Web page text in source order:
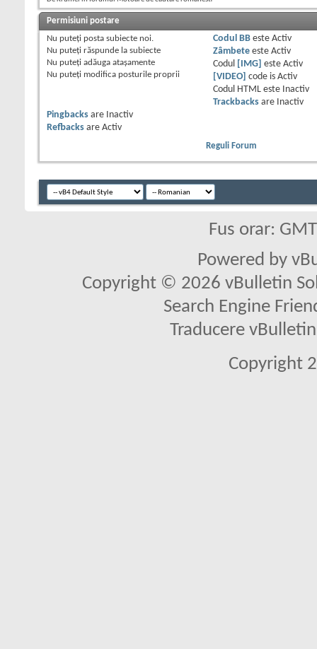
Permisiuni postare
Nu puteţi posta subiecte noi.
Nu puteţi răspunde la subiecte
Nu puteţi adăuga ataşamente
Nu puteţi modifica posturile proprii
Codul BBeste Activ
Zâmbeteeste Activ
Codul
[IMG] este Activ
[VIDEO]
code is Activ
Codul HTML este
Inactiv
Trackbacksare
Inactiv
Pingbacks are
Inactiv
Refbacks are Activ
Reguli Forum
Fus orar:
Powered by
Copyright © 2026 vBulletin
Search Engine
Traducere
Copyright